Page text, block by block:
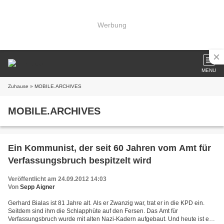
Werbung
MENU
Zuhause » MOBILE.ARCHIVES
MOBILE.ARCHIVES
Ein Kommunist, der seit 60 Jahren vom Amt für
Verfassungsbruch bespitzelt wird
Veröffentlicht am 24.09.2012 14:03
Von Sepp Aigner
Gerhard Bialas ist 81 Jahre alt. Als er Zwanzig war, trat er in die KPD ein.
Seitdem sind ihm die Schlapphüte auf den Fersen. Das Amt für
Verfassungsbruch wurde mit alten Nazi-Kadern aufgebaut. Und heute ist es